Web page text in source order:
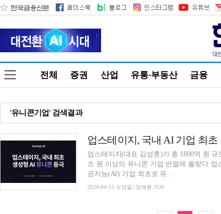
전체 증권 산업 유통·부동산 금융
'유니콘기업' 검색결과
업스테이지, 국내 AI 기업 최
업스테이지(대표 김성훈)가 총 1800억 원
조 원 이상의 유니콘 기업 반열에 올랐다.
공지능(AI) 기업 최초로 유...
2026-04-15 수요일 | 정채윤 기자